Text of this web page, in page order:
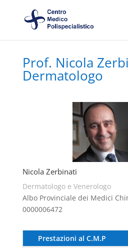
Prof. Nicola
Dermatologo
Nicola Zerbinati
Dermatologo e Venerologo
Albo Provinciale dei Medici
0000006472
Prestazioni al C.M.P